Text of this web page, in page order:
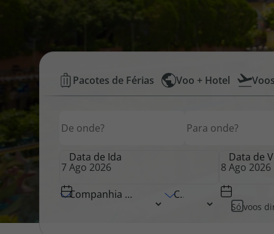
Pacotes de Férias
Disneyland ® Paris
Cheque
Blog
Voos
Low
Cost
+
Hotel
|
Pacotes de Férias Voo + Hotel
Data de Ida Data de
Companhia Aérea Classe
Só voos